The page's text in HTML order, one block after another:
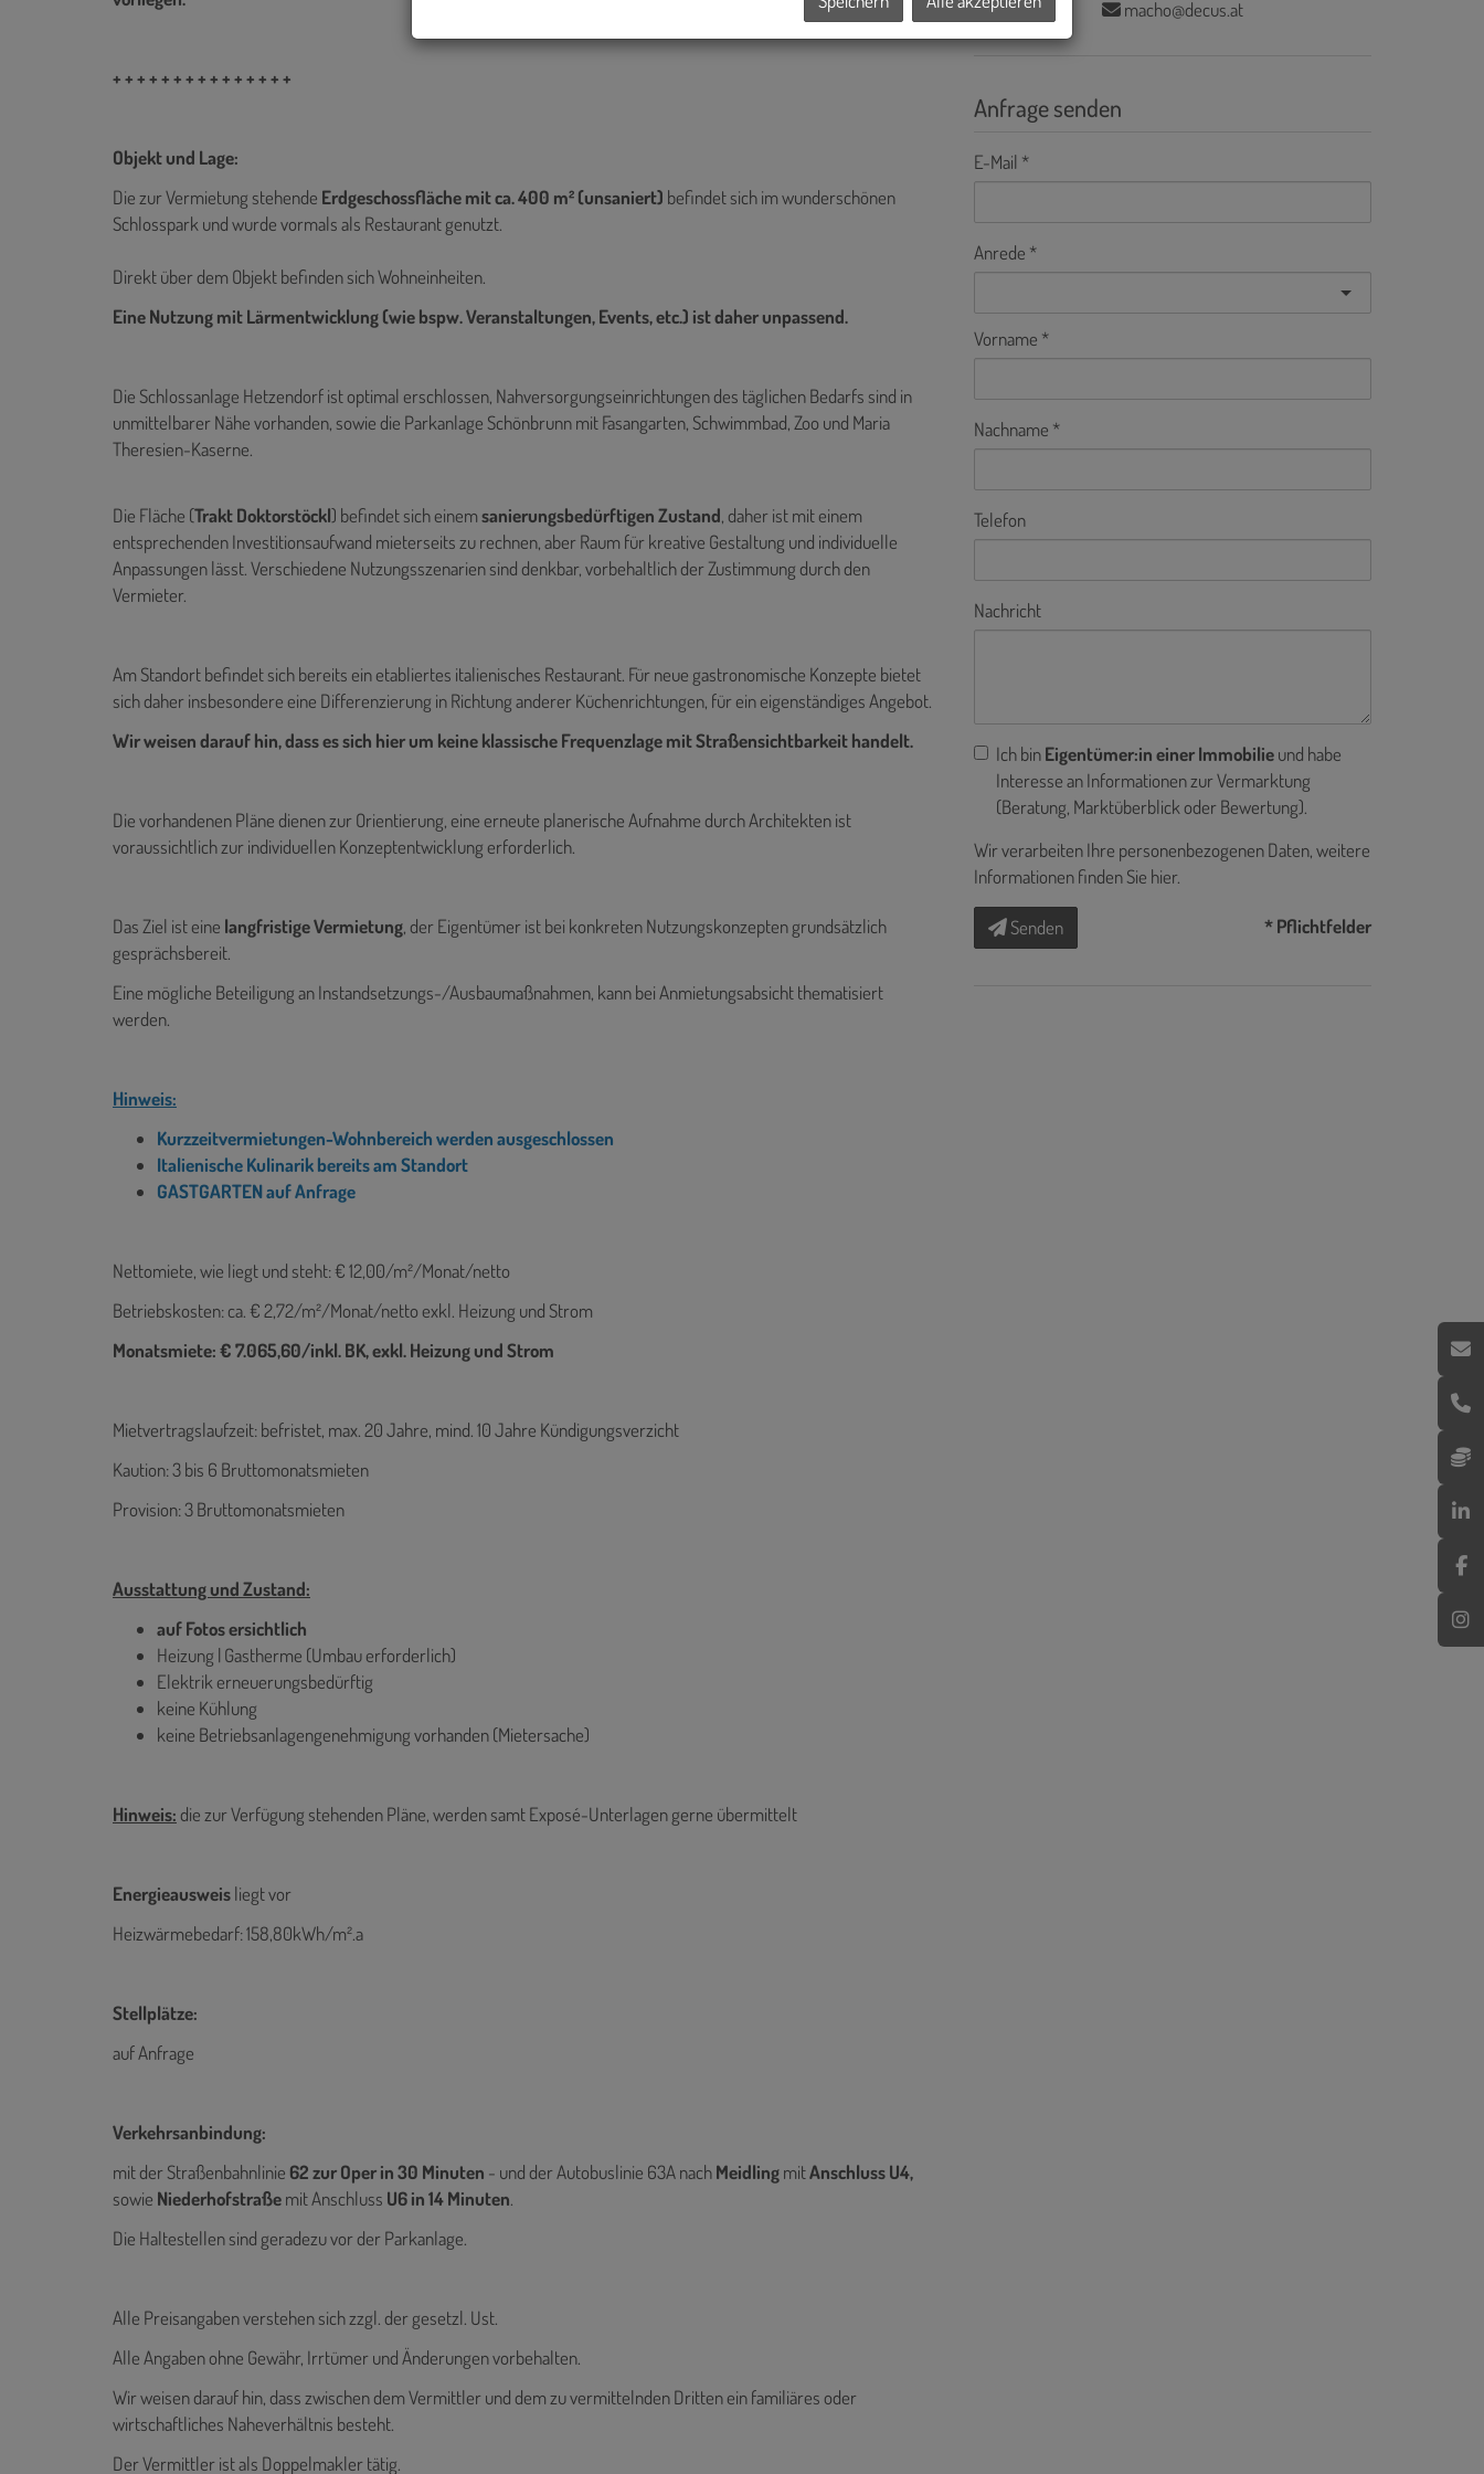
+ + + + + + + + + + + + + + +
Objekt und Lage:
Die zur Vermietung stehende Erdgeschossfläche mit ca. 400 m² (unsaniert) befindet sich im wunderschönen
Schlosspark und wurde vormals als Restaurant genutzt.
Direkt über dem Objekt befinden sich Wohneinheiten.
Eine Nutzung mit Lärmentwicklung (wie bspw. Veranstaltungen, Events, etc.) ist daher unpassend.
Die Schlossanlage Hetzendorf ist optimal erschlossen, Nahversorgungseinrichtungen des täglichen Bedarfs sind in
unmittelbarer Nähe vorhanden, sowie die Parkanlage Schönbrunn mit Fasangarten, Schwimmbad, Zoo und Maria
Theresien-Kaserne.
Die Fläche (Trakt Doktorstöckl) befindet sich einemsanierungsbedürftigen Zustand, daher ist mit einem
entsprechenden Investitionsaufwand mieterseits zu rechnen, aber Raum für kreative Gestaltung und individuelle
Anpassungen lässt. Verschiedene Nutzungsszenarien sind denkbar, vorbehaltlich der Zustimmung durch den
Vermieter.
Am Standort befindet sich bereits ein etabliertes italienisches Restaurant. Für neue gastronomische Konzepte bietet
sich daher insbesondere eine Differenzierung in Richtung anderer Küchenrichtungen, für ein eigenständiges Angebot.
Wir weisen darauf hin, dass es sich hier um keine klassische Frequenzlage mit Straßensichtbarkeit handelt.
Die vorhandenen Pläne dienen zur Orientierung, eine erneute planerische Aufnahme durch Architekten ist
voraussichtlich zur individuellen Konzeptentwicklung erforderlich.
Das Ziel ist eine langfristige Vermietung, der Eigentümer ist bei konkreten Nutzungskonzepten grundsätzlich
gesprächsbereit.
Eine mögliche Beteiligung an Instandsetzungs-/Ausbaumaßnahmen, kann bei Anmietungsabsicht thematisiert
werden.
Hinweis:
Kurzzeitvermietungen-Wohnbereich werden ausgeschlossen
Italienische Kulinarik bereits am Standort
GASTGARTEN auf Anfrage
Nettomiete, wie liegt und steht: € 12,00/m²/Monat/netto
Betriebskosten: ca. € 2,72/m²/Monat/netto exkl. Heizung und Strom
Monatsmiete: € 7.065,60/inkl. BK, exkl. Heizung und Strom
Mietvertragslaufzeit: befristet, max. 20 Jahre, mind. 10 Jahre Kündigungsverzicht
Kaution: 3 bis 6 Bruttomonatsmieten
Provision: 3 Bruttomonatsmieten
Ausstattung und Zustand:
auf Fotos ersichtlich
Heizung | Gastherme (Umbau erforderlich)
Elektrik erneuerungsbedürftig
keine Kühlung
keine Betriebsanlagengenehmigung vorhanden (Mietersache)
Hinweis: die zur Verfügung stehenden Pläne, werden samt Exposé-Unterlagen gerne übermittelt
Energieausweisliegt vor
Heizwärmebedarf: 158,80kWh/m².a
Stellplätze:
auf Anfrage
Verkehrsanbindung:
mit der Straßenbahnlinie 62 zur Oper in 30 Minuten - und der Autobuslinie 63A nachMeidlingmitAnschluss U4,
sowie Niederhofstraßemit Anschluss U6 in 14 Minuten.
Die Haltestellen sind geradezu vor der Parkanlage.
Alle Preisangaben verstehen sich zzgl. der gesetzl. Ust.
Alle Angaben ohne Gewähr, Irrtümer und Änderungen vorbehalten.
Wir weisen darauf hin, dass zwischen dem Vermittler und dem zu vermittelnden Dritten ein familiäres oder
wirtschaftliches Naheverhältnis besteht.
Der Vermittler ist als Doppelmakler tätig.
macho@decus.at
Anfrage senden
E-Mail
Anrede
Vorname
Nachname
Telefon
Nachricht
Ich binEigentümer:in einer Immobilieund habe
Interesse an Informationen zur Vermarktung
(Beratung, Marktüberblick oder Bewertung).
Wir verarbeiten Ihre personenbezogenen Daten, weitere
Informationen finden Sie hier.
Senden * Pflichtfelder